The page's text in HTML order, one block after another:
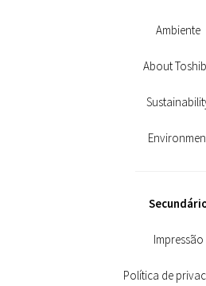
Ambiente
About
Impressão
Política de